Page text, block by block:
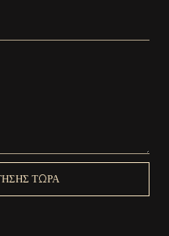
ΤΏΡΑ